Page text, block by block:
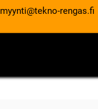
myynti@tekno-rengas.fi